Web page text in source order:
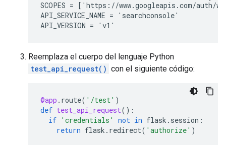
SCOPES = ['https://www.googleapis.com/auth/
API_SERVICE_NAME = 'searchconsole'
Reemplaza el cuerpo del lenguaje Python
test_api_request() con el siguiente código:
@app . route( '/test' )
def test_api_request():
if 'credentials' not in flask . session :
return flask . redirect( 'authorize' )